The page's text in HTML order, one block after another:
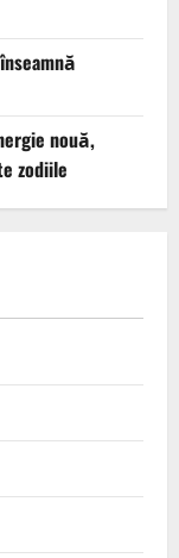
nouă,
zodiile